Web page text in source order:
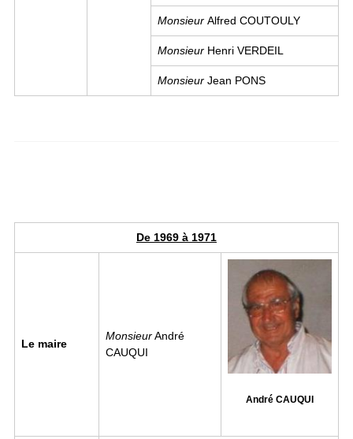
Monsieur Alfred COUTOULY
Monsieur Henri VERDEIL
Monsieur Jean PONS
De 1969 à 1971
Le maire
MonsieurAndré
CAUQUI
André CAUQUI